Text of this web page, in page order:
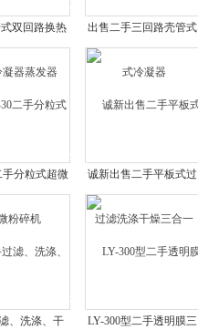
双回路换热
器蒸发器
出售二手三回路壳管式
冷凝器
手分粒式超微
碎机
诚新出售二手平板式过
滤洗涤干燥三合一
、洗涤、干
LY-300型二手透明膜三